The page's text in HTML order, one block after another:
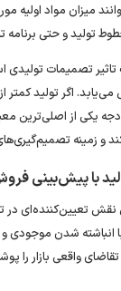
میزان مواد اولیه
تصمیمات تولیدی
اگر تولید کمتر
یکی از اصلی‌ترین
با پیش‌بینی
تعیین‌کننده‌ای در
انباشته شدن موجودی
تقاضای واقعی بازار